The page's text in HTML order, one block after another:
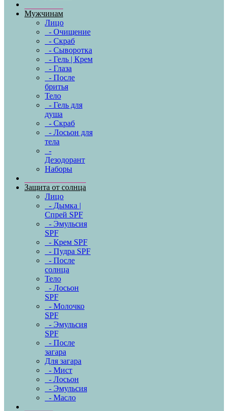
Мужчинам
Лицо
- Очищение
- Скраб
- Сыворотка
- Гель | Крем
- Глаза
- После
бритья
Тело
- Гель для
душа
- Скраб
- Лосьон для
тела
-
Дезодорант
Наборы
Защита от солнца
Лицо
- Дымка |
Спрей SPF
- Эмульсия
SPF
- Крем SPF
- Пудра SPF
- После
солнца
Тело
- Лосьон
SPF
- Молочко
SPF
- Эмульсия
SPF
- После
загара
Для загара
- Мист
- Лосьон
- Эмульсия
- Масло